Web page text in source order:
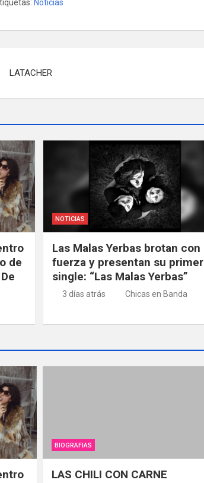
Noticias
LATACHER
de
NOTICIAS
Las Malas Yerbas brotan con
fuerza y presentan su primer
single: “Las Malas Yerbas”
3 días atrás Chicas en Banda
BIOGRAFIAS
LAS CHILI CON CARNE